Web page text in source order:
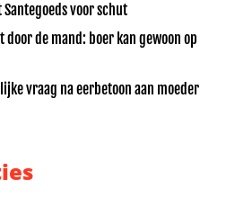
Santegoeds voor schut
de mand: boer kan gewoon op
vraag na eerbetoon aan moeder